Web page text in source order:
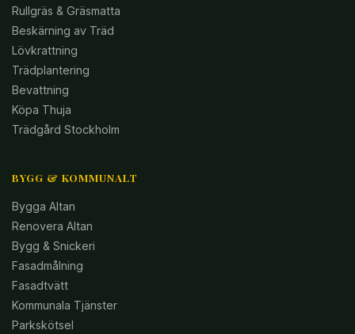
Rullgräs & Gräsmatta
Beskärning av Träd
Lövkrattning
Trädplantering
Bevattning
Köpa Thuja
Trädgård Stockholm
BYGG & KOMMUNALT
Bygga Altan
Renovera Altan
Bygg & Snickeri
Fasadmålning
Fasadtvätt
Kommunala Tjänster
Parkskötsel